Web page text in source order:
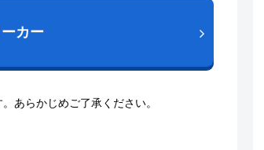
ーカー
あらかじめご了承ください。